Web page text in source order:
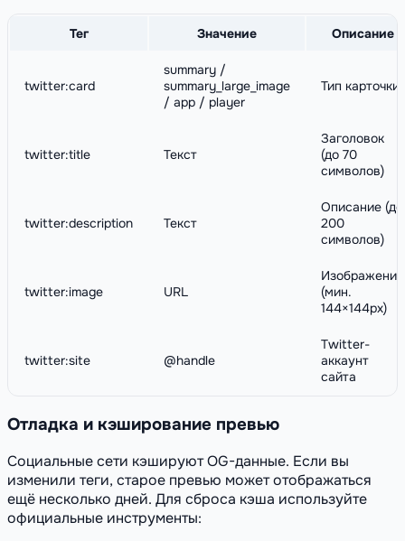
Тег Значение Описание
twitter:card
summary /
summary_large_image
/ app / player
Тип карточки
twitter:title Текст
Заголовок
(до 70
символов)
twitter:description Текст
Описание (до
200
символов)
twitter:image URL
Изображение
(мин.
144×144px)
twitter:site @handle
Twitter-
аккаунт
сайта
Отладка и кэширование превью
Социальные сети кэшируют OG-данные. Если вы
изменили теги, старое превью может отображаться
ещё несколько дней. Для сброса кэша используйте
официальные инструменты: